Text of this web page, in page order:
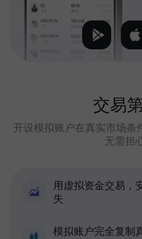
交易
开设模拟账户在真实市场条
无需担
用虚拟资金交易，
失
模拟账户完全复制